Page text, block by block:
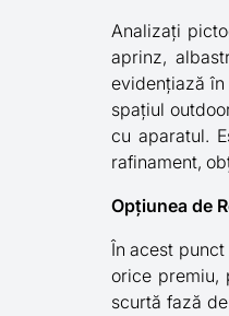
Analizați
aprinz,
evidențiază
spațiul
cu aparatul.
rafinament,
Opțiunea de
În acest
orice premiu,
scurtă fază